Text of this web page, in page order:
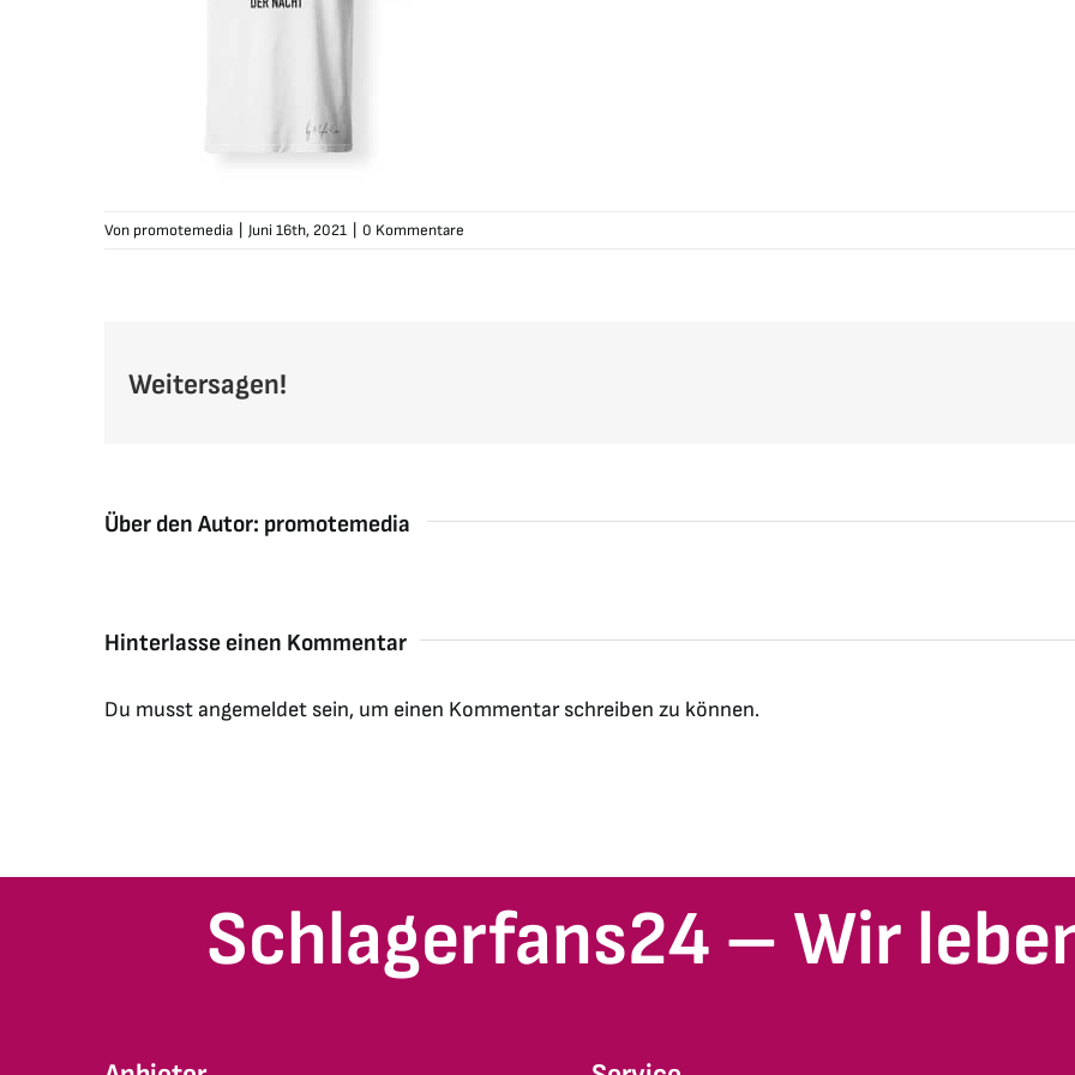
Von promotemedia Juni 16th, 2021 0 Kommentare
Weitersagen!
Über den Autor: promotemedia
Hinterlasse einen Kommentar
Du musstangemeldet sein, um einen Kommentar schreiben zu können.
Schlagerfans24 – Wir